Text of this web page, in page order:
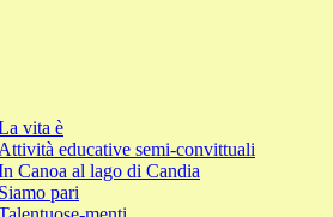
vita è
Attività educative semi-convittuali
Canoa al lago di Candia
Siamo pari